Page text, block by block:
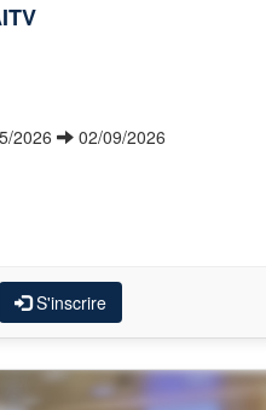
2026 02/09/2026
S'inscrire